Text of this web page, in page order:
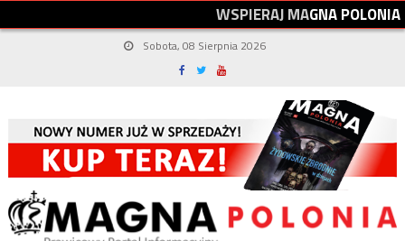
WSPIERAJMAGNAPOLONIA
Sobota, 08 Sierpnia 2026